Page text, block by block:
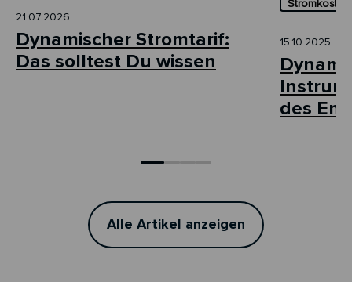
21.07.2026
Dynamischer Stromtarif:
Das solltest Du wissen
15.10.2025
des
Alle Artikel anzeigen